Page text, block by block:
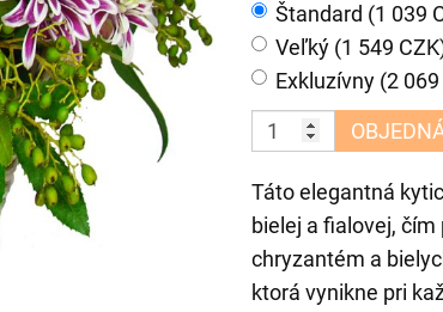
Štandard (1 039
Veľký (1 549
Exkluzívny (2 069
Táto elegantná
bielej a fialovej,
chryzantém a
ktorá vynikne pri